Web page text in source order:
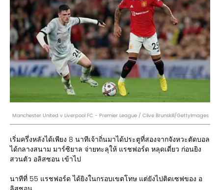
Manchester United v Liverpool FC - Premier League / Clive Brunskill/GettyImages
เริ่มครึ่งหลังได้เพียง 8 นาทีเจ้าถิ่นมาได้ประตูที่สองจากจังหวะตัดบอล
ได้กลางสนาม มาร์ซิยาล จ่ายทะลุให้ แรชฟอร์ด หลุดเดี่ยว ก่อนยิง
สวนตัว อลิสซอน เข้าไป
นาทีที่ 55 แรชฟอร์ด ได้ยิงในกรอบเขตโทษ แต่ยังไปติดเซฟของ อ